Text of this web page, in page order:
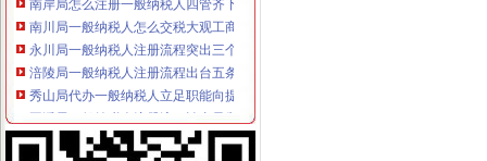
南川局一般纳税人怎么交税大观工商所灭火抢险问个体户获好评
永川局一般纳税人注册流程突出三个重点配合财政启用新版票据
涪陵局一般纳税人注册流程出台五条措施全面推进工商所网络监管平台整体转型
秀山局代办一般纳税人立足职能向提出锰业监管建议
巫溪局一般纳税人注册流程认真贯彻落实就业再就业优惠政策
周朝东局一般纳税人注册流程长对政务信息工作专门作出批示
市局选送的一般纳税人注册流程小品《除夕之夜》在全市纪检监察春节联欢会